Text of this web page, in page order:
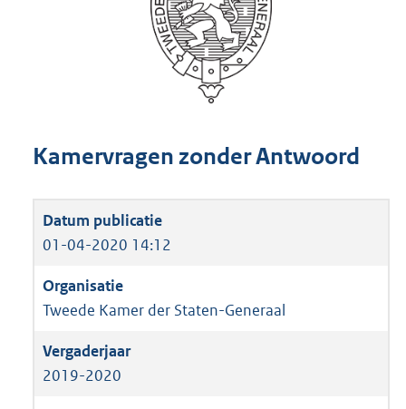
Kamervragen zonder Antwoord
01-04-2020 14:12
Tweede Kamer der Staten-Generaal
2019-2020